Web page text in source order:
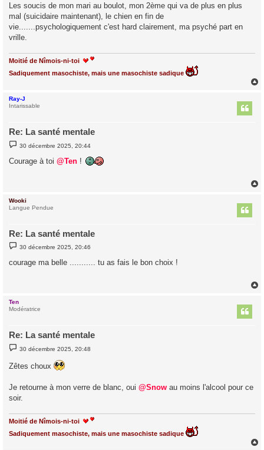
Les soucis de mon mari au boulot, mon 2ème qui va de plus en plus
mal (suicidaire maintenant), le chien en fin de
vie.......psychologiquement c'est hard clairement, ma psyché part en
vrille.
Moitié de Nîmois-ni-toi
Sadiquement masochiste, mais une masochiste sadique
Ray-J
Intarissable
Re: La santé mentale
M
e
s
30 décembre 2025, 20:44
Courage à toi @Ten !
Wooki
Langue Pendue
Re: La santé mentale
M
e
s
30 décembre 2025, 20:46
courage ma belle ........... tu as fais le bon choix !
Ten
Modératrice
Re: La santé mentale
M
e
s
e
30 décembre 2025, 20:48
Zêtes choux
Je retourne à mon verre de blanc, oui @Snow au moins l'alcool pour ce
soir.
Moitié de Nîmois-ni-toi
Sadiquement masochiste, mais une masochiste sadique